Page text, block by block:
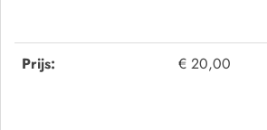
Prijs: € 20,00